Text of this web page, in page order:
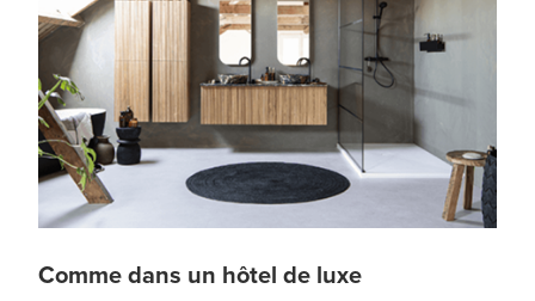
Comme dans un hôtel de luxe